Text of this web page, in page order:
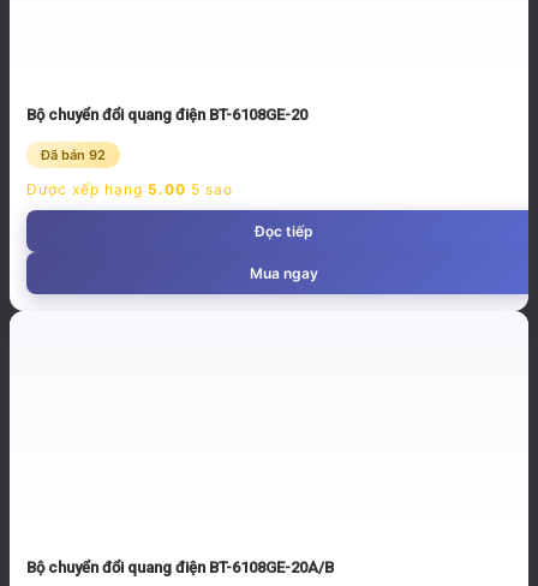
Bộ chuyển đổi quang điện BT-6108GE-20
Đã bán 92
Được xếp hạng 5.00 5 sao
Đọc tiếp
Mua ngay
Bộ chuyển đổi quang điện BT-6108GE-20A/B